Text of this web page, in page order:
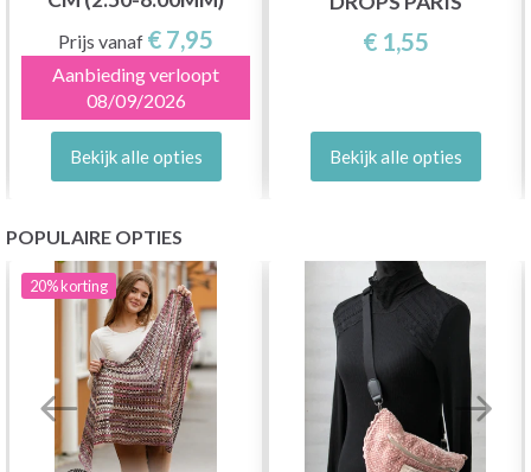
Prijs vanaf € 7,95
Aanbieding verloopt
08/09/2026
Bekijk alle opties
€ 1,55
Bekijk alle opties
POPULAIRE OPTIES
20%korting